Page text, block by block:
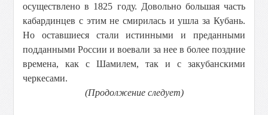
осуществлено в 1825 году. Довольно большая часть
кабардинцев с этим не смирилась и ушла за Кубань.
Но оставшиеся стали истинными и преданными
подданными России и воевали за нее в более поздние
времена, как с Шамилем, так и с закубанскими
черкесами.
(Продолжение следует)